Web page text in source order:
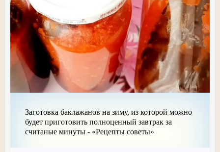
Заготовка баклажанов на зиму, из которой можно
будет приготовить полноценный завтрак за
считаные минуты - «Рецепты советы»